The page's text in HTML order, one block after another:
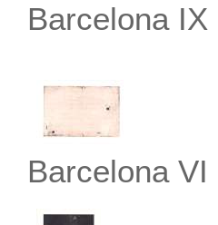
Barcelona IX
Barcelona VI